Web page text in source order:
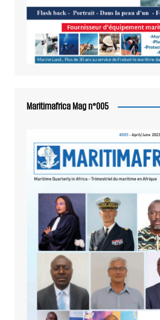
Maritimafrica Mag n°005